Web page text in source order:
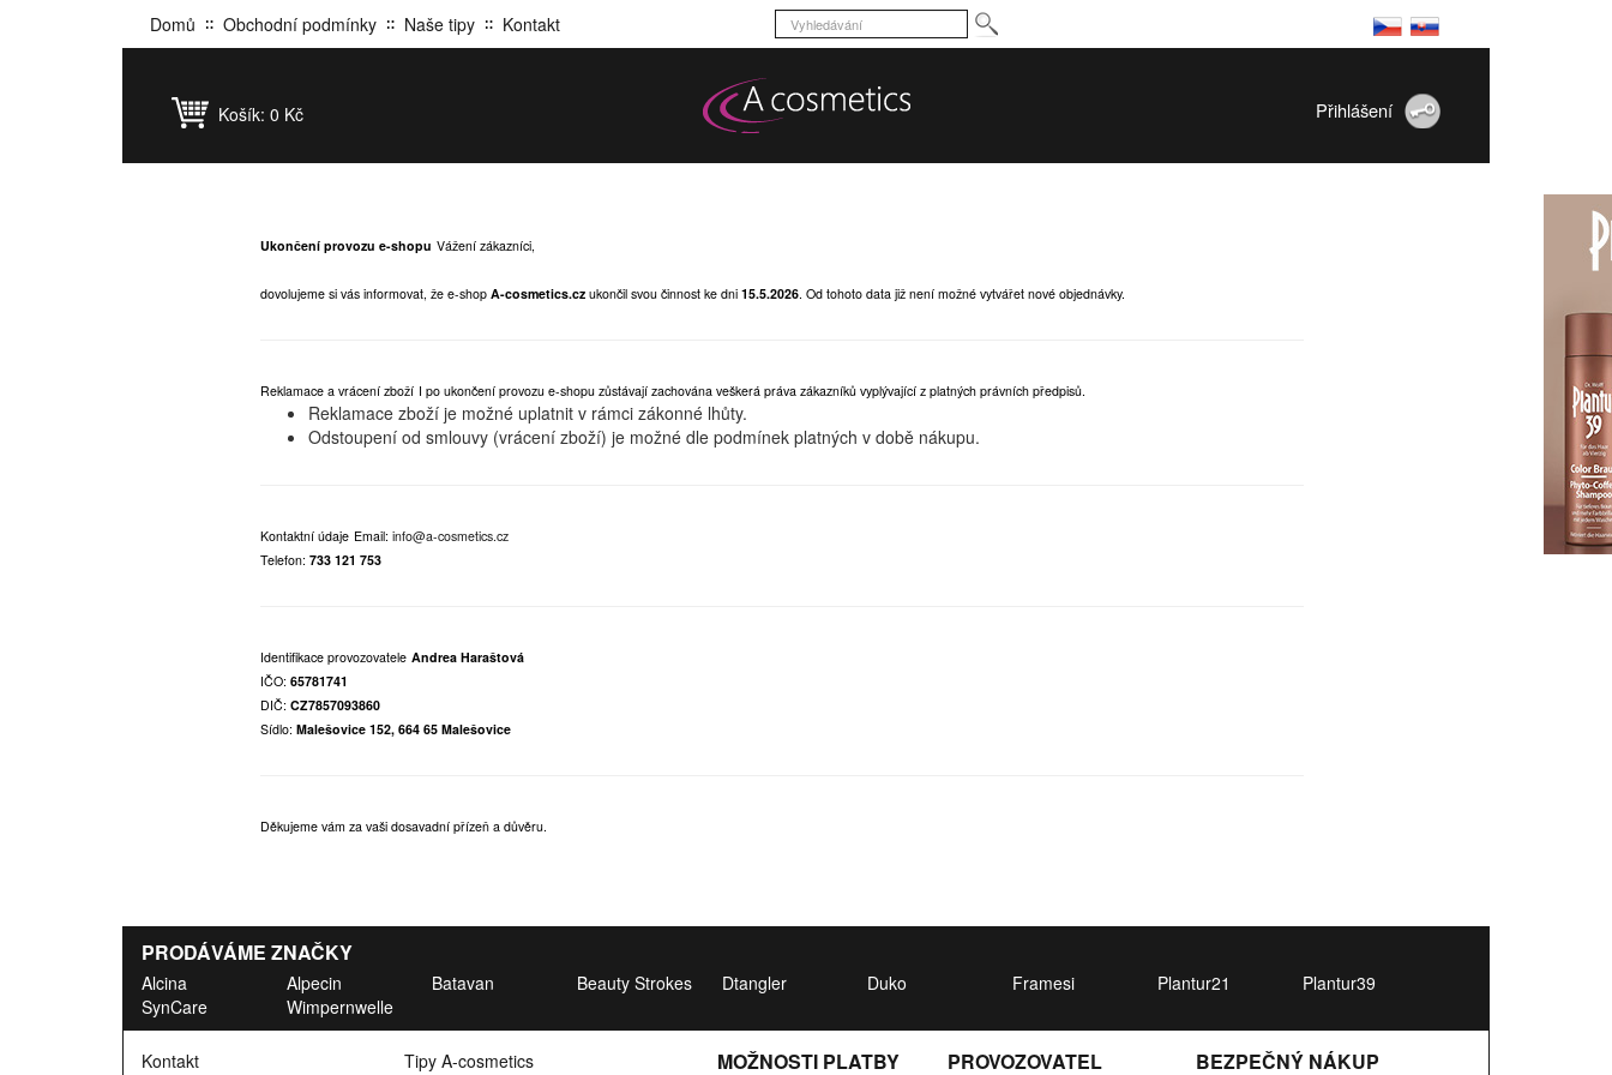
Košík: 0 Kč Přihlášení
Ukončení provozu e-shopu Vážení zákazníci,
dovolujeme si vás informovat, že e-shop A-cosmetics.cz ukončil svou činnost ke dni 15.5.2026. Od tohoto data již není možné vytvářet nové objednávky.
Reklamace a vrácení zboží I po ukončení provozu e-shopu zůstávají zachována veškerá práva zákazníků vyplývající z platných právních předpisů.
Reklamace zboží je možné uplatnit v rámci zákonné lhůty.
Odstoupení od smlouvy (vrácení zboží) je možné dle podmínek platných v době nákupu.
Kontaktní údaje Email: info@a-cosmetics.cz
Telefon: 733 121 753
Identifikace provozovatele Andrea Haraštová
IČO: 65781741
DIČ: CZ7857093860
Sídlo: Malešovice 152, 664 65 Malešovice
Děkujeme vám za vaši dosavadní přízeň a důvěru.
Domů Obchodní podmínky Naše tipy Kontakt
PRODÁVÁME ZNAČKY
Alcina Alpecin Batavan Beauty Strokes Dtangler Duko Framesi Plantur21
Plantur39
SynCare
Wimpernwelle
Kontakt
Tipy A-cosmetics
MOŽNOSTI PLATBY PROVOZOVATEL BEZPEČNÝ NÁKUP